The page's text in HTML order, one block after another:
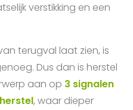
verstikking en een
terugval laat zien, is
Dus dan is herstel
aan op 3 signalen
, waar dieper